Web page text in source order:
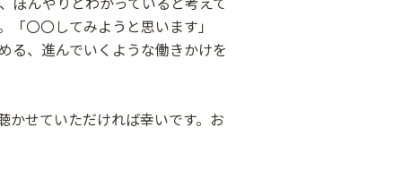
〇〇してみようと思います」
、進んでいくような働きかけを
かせていただければ幸いです。お